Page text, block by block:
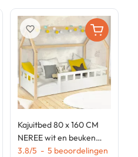
Kajuitbed 80 x 160 CM
NEREE wit en beuken
met lattenbodem en rails
3.8/5 - 5 beoordelingen
favorite_border